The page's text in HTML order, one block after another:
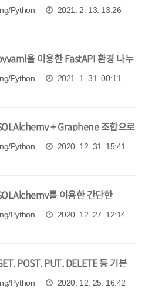
현 1
Python 2021. 2. 13. 13:26
을 이용한 FastAPI 환경 나누
Python 2021. 1. 31. 00:11
+ Graphene 조합으로
들기
Python 2020. 12. 31. 15:41
를 이용한 간단한
Python 2020. 12. 27. 12:14
POST, PUT, DELETE 등 기본
자동화 해보기
Python 2020. 12. 25. 16:42